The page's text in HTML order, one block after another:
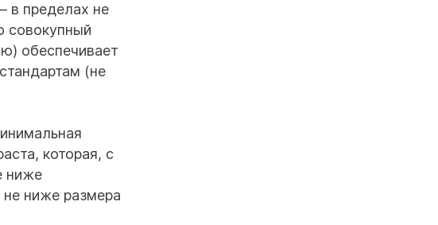
в пределах не
совокупный
обеспечивает
(не
которая, с
ниже
ниже размера